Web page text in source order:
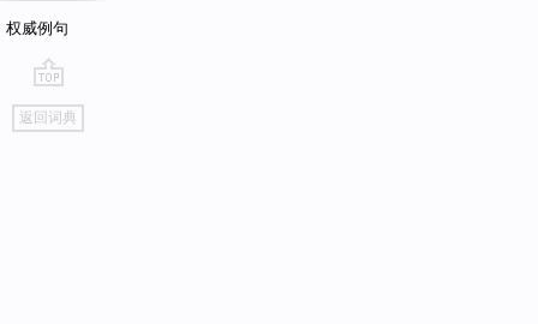
权威例句
go
top
返回词典